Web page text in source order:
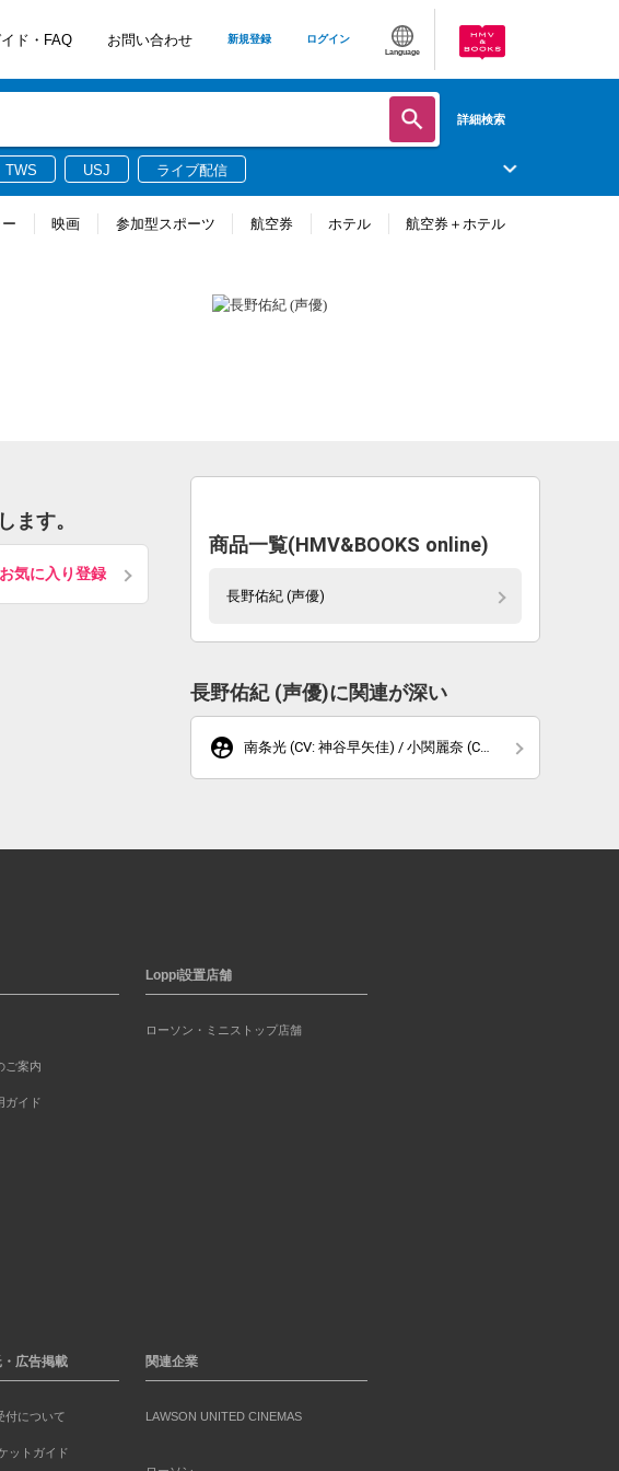
ド・FAQ お問い合わせ 新規登録 ログイン
Language
詳細検索
TWS USJ ライブ配信
映画 参加型スポーツ 航空券 ホテル 航空券＋ホテル
ます。
お気に入り登録
商品一覧(HMV&BOOKS online)
長野佑紀 (声優)
長野佑紀 (声優)に関連が深い
supervised_user_circle
南条光 (CV: 神谷早矢佳) / 小関麗奈 (CV:
ご案内
ガイド
Loppi設置店舗
ローソン・ミニストップ店舗
広告掲載
付について
ットガイド
関連企業
LAWSON UNITED CINEMAS